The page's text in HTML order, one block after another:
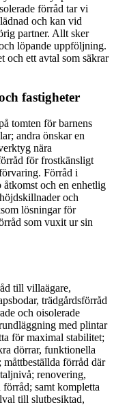
förråd tar vi
och kan vid
partner. Allt sker
löpande uppföljning.
och ett avtal som säkrar
fastigheter
tomten för barnens
andra önskar en
nära
för frostkänsligt
Förråd i
och en enhetlig
och
lösningar för
som vuxit ur sin
till villaägare,
trädgårdsförråd
och oisolerade
med plintar
för maximal stabilitet;
dörrar, funktionella
förråd där
renovering,
samt kompletta
till slutbesiktad,